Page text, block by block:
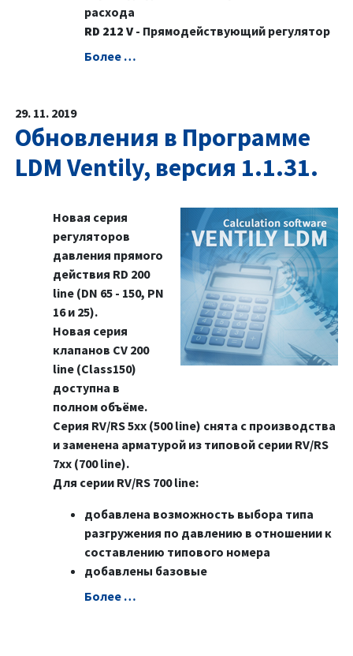
расхода
RD 212 V- Прямодействующий регулятор
Болeе …
29. 11. 2019
Обновления в Программе
LDM Ventily, версия 1.1.31.
Новая серия
регуляторов
давления прямого
действия RD 200
line (DN 65 - 150, PN
16 и 25).
Новая серия
клапанов CV 200
line (Class150)
доступна в
полном объёме.
Серия RV/RS 5xx (500 line) снята с производства
и заменена арматурой из типовой серии RV/RS
7xx (700 line).
Для серии RV/RS 700 line:
добавлена возможность выбора типа
разгружения по давлению в отношении к
составлению типового номера
добавлены базовые
Болeе …